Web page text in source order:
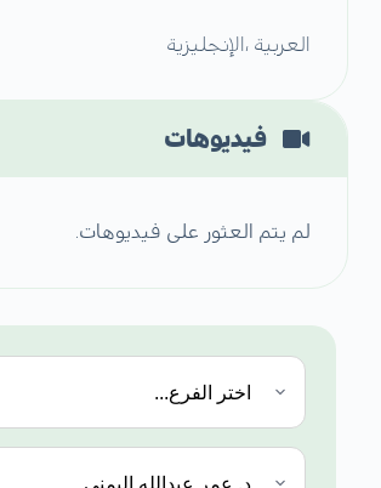
العربية ،الإنجليزية
فيديوهات
لم يتم العثور على فيديوهات.